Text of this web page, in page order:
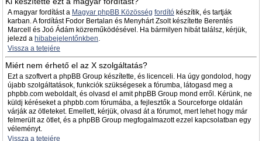
A magyar fordítást a Magyar phpBB Közösség fordító készítik, és tartják
karban. A fordítást Fodor Bertalan és Menyhárt Zsolt készítette Berentés
Marcell és Joó Ádám közreműködésével. Ha bármilyen hibát találsz, kérjük,
jelezd a hibabejelentőnkben.
Vissza a tetejére
Miért nem érhető el az X szolgáltatás?
Ezt a szoftvert a phpBB Group készítette, és licenceli. Ha úgy gondolod, hogy
újabb szolgáltatások, funkciók szükségesek a fórumba, látogasd meg a
phpbb.com weboldalt, és olvasd el amit phpBB Group mond erről. Kérünk, ne
küldj kéréseket a phpbb.com fórumába, a fejlesztők a Sourceforge oldalán
várják az ötleteket. Emellett, kérjük, olvasd át a fórumot, mert lehet hogy már
felmerült az ötlet, és a phpBB Group megfogalmazott ezzel kapcsolatban egy
véleményt.
Vissza a tetejére